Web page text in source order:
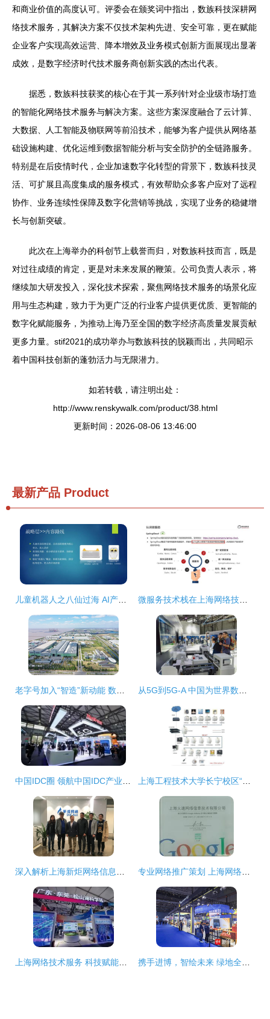
和商业价值的高度认可。评委会在颁奖词中指出，数族科技深耕网
络技术服务，其解决方案不仅技术架构先进、安全可靠，更在赋能
企业客户实现高效运营、降本增效及业务模式创新方面展现出显著
成效，是数字经济时代技术服务商创新实践的杰出代表。
据悉，数族科技获奖的核心在于其一系列针对企业级市场打造
的智能化网络技术服务与解决方案。这些方案深度融合了云计算、
大数据、人工智能及物联网等前沿技术，能够为客户提供从网络基
础设施构建、优化运维到数据智能分析与安全防护的全链路服务。
特别是在后疫情时代，企业加速数字化转型的背景下，数族科技灵
活、可扩展且高度集成的服务模式，有效帮助众多客户应对了远程
协作、业务连续性保障及数字化营销等挑战，实现了业务的稳健增
长与创新突破。
此次在上海举办的科创节上载誉而归，对数族科技而言，既是
对过往成绩的肯定，更是对未来发展的鞭策。公司负责人表示，将
继续加大研发投入，深化技术探索，聚焦网络技术服务的场景化应
用与生态构建，致力于为更广泛的行业客户提供更优质、更智能的
数字化赋能服务，为推动上海乃至全国的数字经济高质量发展贡献
更多力量。stif2021的成功举办与数族科技的脱颖而出，共同昭示
着中国科技创新的蓬勃活力与无限潜力。
如若转载，请注明出处：
http://www.renskywalk.com/product/38.html
更新时间：2026-08-06 13:46:00
最新产品 Product
儿童机器人之八仙过海 AI产品经理闭门会第9期上海站干货分享 微服务技术栈在上海网络技术服务中的全面解析与应用
老字号加入“智造”新动能 数字化工厂助力上海电气跻身新赛道 从5G到5G-A 中国为世界数字经济发展贡献智慧
中国IDC圈 领航中国IDC产业，助力上海网络技术服务升级 上海工程技术大学长宁校区“原教学实习工厂楼”绿色改造金奖案例分析
深入解析上海新炬网络信息技术股份与上海网络技术服务市场 专业网络推广策划 上海网络技术服务与市场拓展之道
上海网络技术服务 科技赋能，助力中国高新网创新发展 携手进博，智绘未来 绿地全球商贸港与橙菲科技共探数字服务新图景